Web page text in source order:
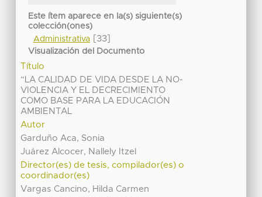
Este ítem aparece en la(s) siguiente(s)
colección(ones)
Administrativa[33]
Visualización del Documento
Título
“LA CALIDAD DE VIDA DESDE LA NO-
VIOLENCIA Y EL DECRECIMIENTO
COMO BASE PARA LA EDUCACIÓN
AMBIENTAL
Autor
Garduño Aca, Sonia
Juárez Alcocer, Nallely Itzel
Director(es) de tesis, compilador(es) o
coordinador(es)
Vargas Cancino, Hilda Carmen